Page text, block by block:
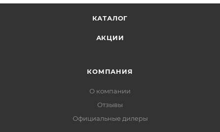
КАТАЛОГ
АКЦИИ
КОМПАНИЯ
О компании
Отзывы
Официальные дилеры